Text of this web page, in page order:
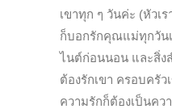
เขาทุก ๆ วันค่ะ (หัวเ
ก็บอกรักคุณแม่ทุกวัน
ไนต์ก่อนนอน และสิ่ง
ต้องรักเขา ครอบครัว
ความรักก็ต้องเป็นคว